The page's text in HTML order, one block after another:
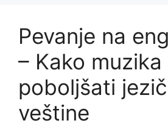
Pevanje na
– Kako muzika
poboljšati
veštine